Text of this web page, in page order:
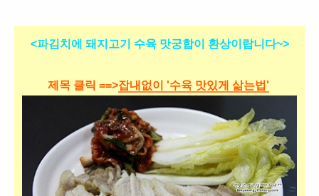
<파김치에 돼지고기 수육 맛궁합이 환상이랍니다~>
제목 클릭 ==>잡내없이 '수육 맛있게 삶는법'